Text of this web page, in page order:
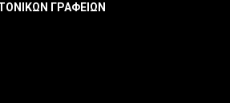
ΓΡΑΦΕΙΩΝ